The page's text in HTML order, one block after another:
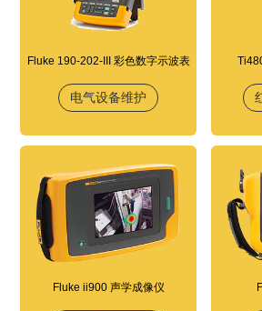
Fluke 190-202-III 彩色数字示波表
电气设备维护
Fluke ii900 声学成像仪